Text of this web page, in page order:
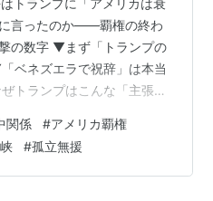
言ったのか——覇権の終わ
の数字 ▼まず「トランプの
ベネズエラで祝辞」は本当
トランプはこんな「主張」
か——いつ「ある」と言え
か ▼「ゼロ」という衝撃の
たもの ▼なぜ同盟国は「ゼ
関係 #アメリカ覇権
#孤立無援